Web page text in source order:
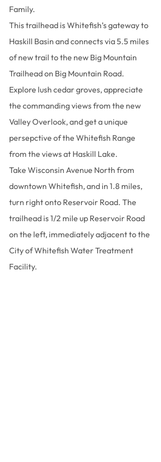
Family.
This trailhead is Whitefish’s gateway to
Haskill Basin and connects via 5.5 miles
of new trail to the new Big Mountain
Trailhead on Big Mountain Road.
Explore lush cedar groves, appreciate
the commanding views from the new
Valley Overlook, and get a unique
persepctive of the Whitefish Range
from the views at Haskill Lake.
Take Wisconsin Avenue North from
downtown Whitefish, and in 1.8 miles,
turn right onto Reservoir Road. The
trailhead is 1/2 mile up Reservoir Road
on the left, immediately adjacent to the
City of Whitefish Water Treatment
Facility.